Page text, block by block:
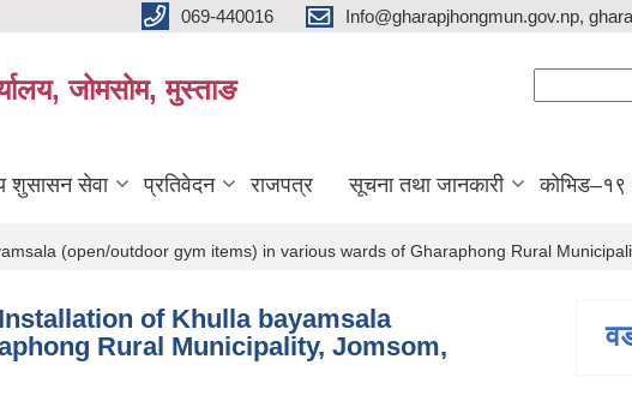
069-440016 Info@gharapjhongmun.gov.np,
जोमसोम, मुस्ताङ
शुसासन सेवा प्रतिवेदन राजपत्र सूचना तथा जानकारी कोभिड–१९
(open/outdoor gym items) in various wards of Gharaphong Rural
of Khulla bayamsala
Rural Municipality, Jomsom,